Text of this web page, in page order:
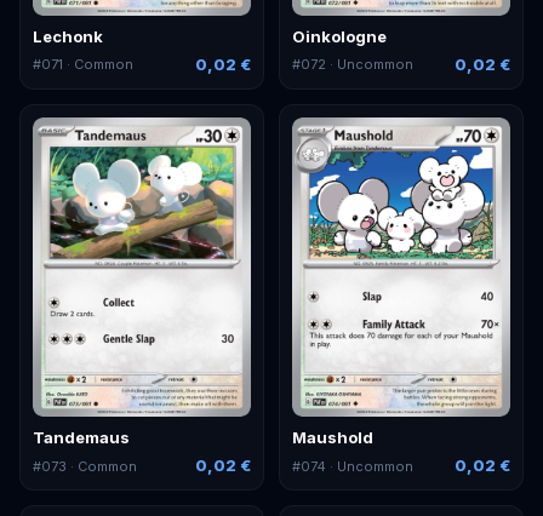
Lechonk
#071 · Common 0,02 €
Oinkologne
#072 · Uncommon 0,02 €
Tandemaus
#073 · Common 0,02 €
Maushold
#074 · Uncommon 0,02 €